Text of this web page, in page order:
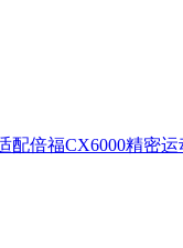
配倍福CX6000精密